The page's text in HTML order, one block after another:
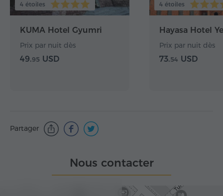
4 étoiles
KUMA Hotel Gyumri
Prix par nuit dès
49.95 USD
4 étoiles
Hayasa Hotel
Prix par nuit dès
73.54 USD
Partager
Nous contacter